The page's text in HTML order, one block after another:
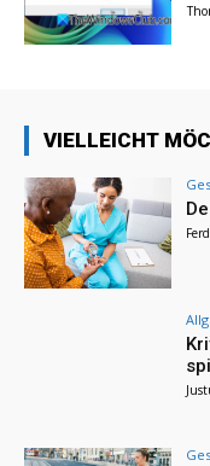
VIELLEICHT